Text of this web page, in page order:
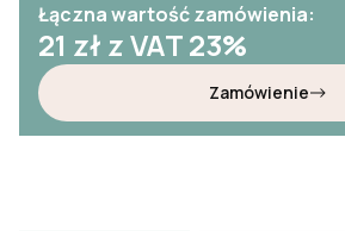
Łączna wartość zamówienia:
21 zł z VAT 23%
Zamówienie